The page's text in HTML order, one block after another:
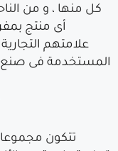
كل منها ، و من
أى منتج
علامتهم
المستخدمة فى
تتكون